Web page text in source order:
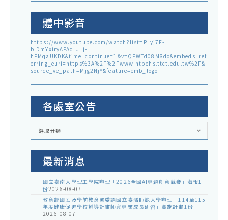
體中影音
https://www.youtube.com/watch?list=PLyj7F-
blDmYxiryAPAqLJLj-
hPMqaUKDK&time_continue=1&v=QFWTd08M8do&embeds_ref
erring_euri=https%3A%2F%2Fwww.ntpehs.ttct.edu.tw%2F&
source_ve_path=Mjg2NjY&feature=emb_logo
各處室公告
各
室
選取分類
最新消息
國立臺南大學理工學院辦理「2026全國AI專題創意競賽」海報1
份2026-08-07
教育部國民及學前教育署委請國立臺灣師範大學辦理「114至115
年度健康促進學校輔導計畫師資專業成長研習」實施計畫1份
2026-08-07